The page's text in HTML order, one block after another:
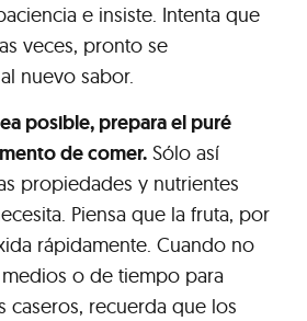
e insiste. Intenta que
veces, pronto se
nuevo sabor.
posible, prepara el puré
de comer. Sólo así
propiedades y nutrientes
Piensa que la fruta, por
rápidamente. Cuando no
o de tiempo para
caseros, recuerda que los